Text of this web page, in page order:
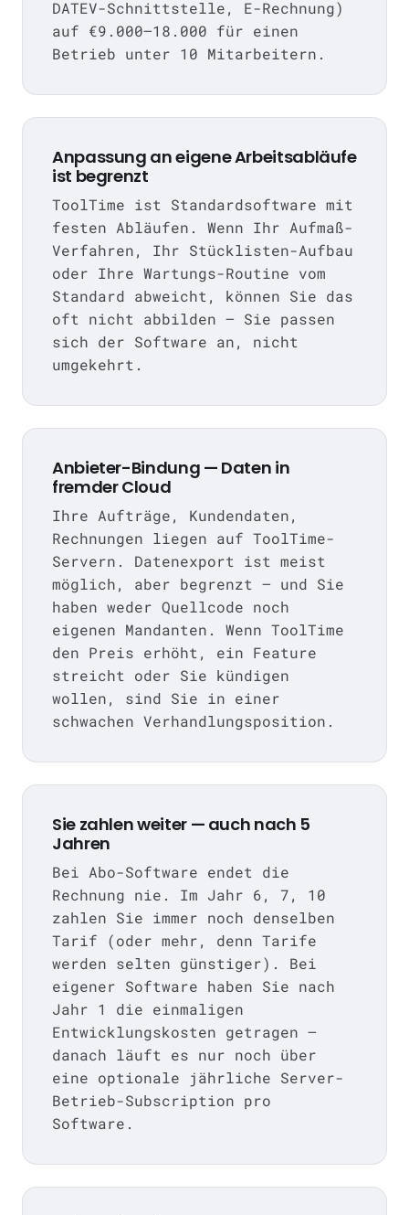
DATEV-Schnittstelle, E-Rechnung)
auf €9.000–18.000 für einen
Betrieb unter 10 Mitarbeitern.
Anpassung an eigene Arbeitsabläufe
ist begrenzt
ToolTime ist Standardsoftware mit
festen Abläufen. Wenn Ihr Aufmaß-
Verfahren, Ihr Stücklisten-Aufbau
oder Ihre Wartungs-Routine vom
Standard abweicht, können Sie das
oft nicht abbilden — Sie passen
sich der Software an, nicht
umgekehrt.
Anbieter-Bindung — Daten in
fremder Cloud
Ihre Aufträge, Kundendaten,
Rechnungen liegen auf ToolTime-
Servern. Datenexport ist meist
möglich, aber begrenzt — und Sie
haben weder Quellcode noch
eigenen Mandanten. Wenn ToolTime
den Preis erhöht, ein Feature
streicht oder Sie kündigen
wollen, sind Sie in einer
schwachen Verhandlungsposition.
Sie zahlen weiter — auch nach 5
Jahren
Bei Abo-Software endet die
Rechnung nie. Im Jahr 6, 7, 10
zahlen Sie immer noch denselben
Tarif (oder mehr, denn Tarife
werden selten günstiger). Bei
eigener Software haben Sie nach
Jahr 1 die einmaligen
Entwicklungskosten getragen —
danach läuft es nur noch über
eine optionale jährliche Server-
Betrieb-Subscription pro
Software.